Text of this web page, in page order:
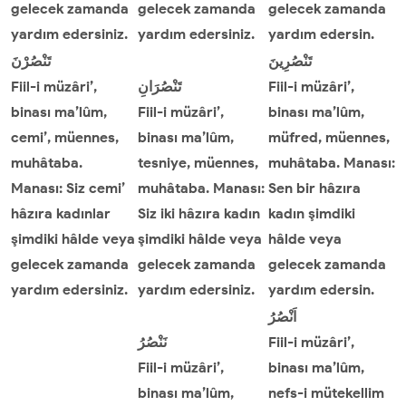
gelecek zamanda
yardım edersiniz.
gelecek zamanda
yardım edersiniz.
gelecek zamanda
yardım edersin.
تَنْصُرْنَ
Fiil-i müzâri’,
binası ma’lûm,
cemi’, müennes,
muhâtaba.
Manası: Siz cemi’
hâzıra kadınlar
şimdiki hâlde veya
gelecek zamanda
yardım edersiniz.
تَنْصُرَانِ
Fiil-i müzâri’,
binası ma’lûm,
tesniye, müennes,
muhâtaba. Manası:
Siz iki hâzıra kadın
şimdiki hâlde veya
gelecek zamanda
yardım edersiniz.
تَنْصُرِينَ
Fiil-i müzâri’,
binası ma’lûm,
müfred, müennes,
muhâtaba. Manası:
Sen bir hâzıra
kadın şimdiki
hâlde veya
gelecek zamanda
yardım edersin.
نَنْصُرُ
Fiil-i müzâri’,
binası ma’lûm,
اَنْصُرُ
Fiil-i müzâri’,
binası ma’lûm,
nefs-i mütekellim